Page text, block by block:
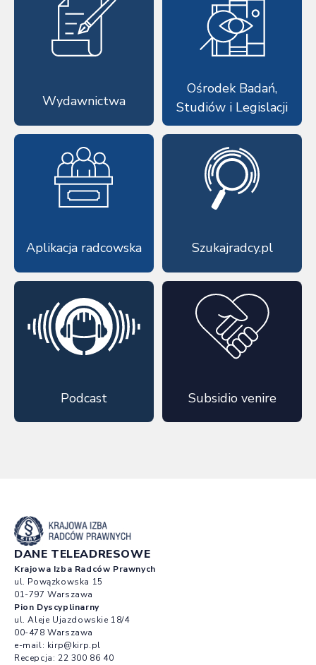
Wydawnictwa
Ośrodek Badań,
Studiów i Legislacji
Aplikacja radcowska Szukajradcy.pl
Podcast Subsidio venire
DANE TELEADRESOWE
Krajowa Izba Radców Prawnych
ul. Powązkowska 15
01-797 Warszawa
Pion Dyscyplinarny
ul. Aleje Ujazdowskie 18/4
00-478 Warszawa
e-mail: kirp@kirp.pl
Recepcja: 22 300 86 40